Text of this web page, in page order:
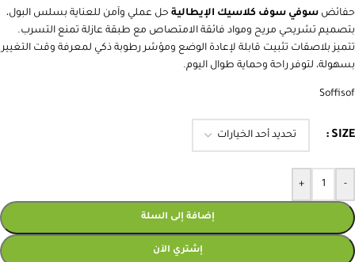
حفائض سوفي سوف كلاسيك الإيطالية حل عملي وآمن للعناية بسلس البول،
بتصميم تشريحي مريح ومواد فائقة الامتصاص مع طبقة عازلة تمنع التسرب.
تتميز بلاصقات تثبيت قابلة لإعادة الوضع ومؤشر رطوبة ذكي لمعرفة وقت التغيير
بسهولة، لتوفر راحة وحماية طوال اليوم.
Soffisof
SIZE
-
+
إضافة إلى السلة
إشتري الآن